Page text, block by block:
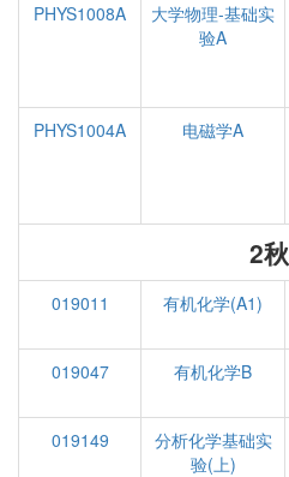
PHYS1008A
大学物理-基础实
验A
PHYS1004A
电磁学A
2秋
019011 有机化学(A1)
019047
有机化学B
019149
分析化学基础实
验(上)